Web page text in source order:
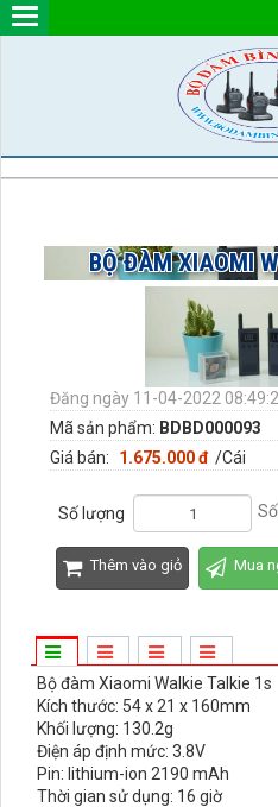
BỘ ĐÀM XIAOMI
Đăng ngày 11-04-2022
Mã sản phẩm: BDBD000093
Giá bán:
1.675.000 đ /Cái
Số lượng
Thêm vào giỏ Mua
Bộ đàm Xiaomi Walkie Talkie 1s
Kích thước: 54 x 21 x 160mm
Khối lượng: 130.2g
Điện áp định mức: 3.8V
Pin: lithium-ion 2190 mAh
Thời gian sử dụng: 16 giờ